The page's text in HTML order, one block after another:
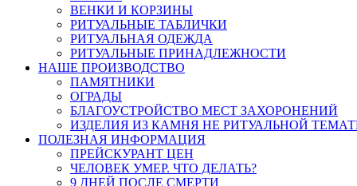
ВЕНКИ И КОРЗИНЫ
РИТУАЛЬНЫЕ ТАБЛИЧКИ
РИТУАЛЬНАЯ ОДЕЖДА
РИТУАЛЬНЫЕ ПРИНАДЛЕЖНОСТИ
НАШЕ ПРОИЗВОДСТВО
ПАМЯТНИКИ
ОГРАДЫ
БЛАГОУСТРОЙСТВО МЕСТ ЗАХОРОНЕНИЙ
ИЗДЕЛИЯ ИЗ КАМНЯ НЕ РИТУАЛЬНОЙ
ПОЛЕЗНАЯ ИНФОРМАЦИЯ
ПРЕЙСКУРАНТ ЦЕН
ЧЕЛОВЕК УМЕР. ЧТО ДЕЛАТЬ?
9 ДНЕЙ ПОСЛЕ СМЕРТИ